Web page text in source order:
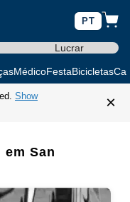
PT
Lucrar
MédicoFestaBicicletas
Show
×
San